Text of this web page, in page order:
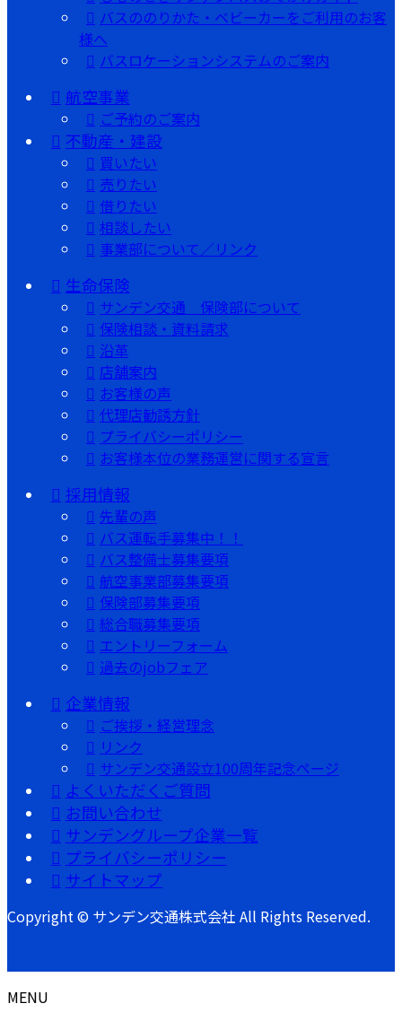
バスののりかた・ベビーカーをご利用のお客
様へ
バスロケーションシステムのご案内
航空事業
ご予約のご案内
不動産・建設
買いたい
売りたい
借りたい
相談したい
事業部について／リンク
生命保険
サンデン交通 保険部について
保険相談・資料請求
沿革
店舗案内
お客様の声
代理店勧誘方針
プライバシーポリシー
お客様本位の業務運営に関する宣言
採用情報
先輩の声
バス運転手募集中！！
バス整備士募集要項
航空事業部募集要項
保険部募集要項
総合職募集要項
エントリーフォーム
過去のjobフェア
企業情報
ご挨拶・経営理念
リンク
サンデン交通設立100周年記念ページ
よくいただくご質問
お問い合わせ
サンデングループ企業一覧
プライバシーポリシー
サイトマップ
Copyright © サンデン交通株式会社 All Rights Reserved.
MENU